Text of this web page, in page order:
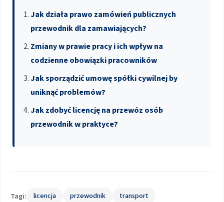
Jak działa prawo zamówień publicznych
przewodnik dla zamawiających?
Zmiany w prawie pracy i ich wpływ na
codzienne obowiązki pracowników
Jak sporządzić umowę spółki cywilnej by
uniknąć problemów?
Jak zdobyć licencję na przewóz osób
przewodnik w praktyce?
Tagi: licencja przewodnik transport